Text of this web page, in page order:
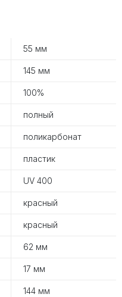
55 мм
145 мм
100%
полный
поликарбонат
пластик
UV 400
красный
красный
62 мм
17 мм
144 мм